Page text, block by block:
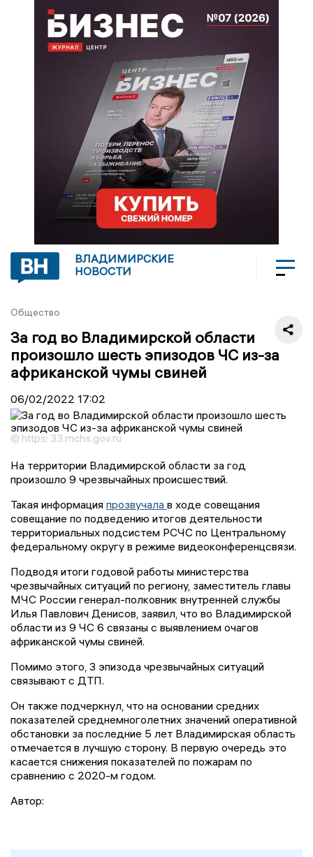
ВЛАДИМИРСКИЕ
НОВОСТИ
Общество
За год во Владимирской области
произошло шесть эпизодов ЧС из-за
африканской чумы свиней
06/02/2022 17:02
© https: 33.mchs.gov.ru
На территории Владимирской области за год
произошло 9 чрезвычайных происшествий.
Такая информация прозвучала в ходе совещания
совещание по подведению итогов деятельности
территориальных подсистем РСЧС по Центральному
федеральному округу в режиме видеоконференцсвязи.
Подводя итоги годовой работы министерства
чрезвычайных ситуаций по региону, заместитель главы
МЧС России генерал-полковник внутренней службы
Илья Павлович Денисов, заявил, что во Владимирской
области из 9 ЧС 6 связаны с выявлением очагов
африканской чумы свиней.
Помимо этого, 3 эпизода чрезвычайных ситуаций
связывают с ДТП.
Он также подчеркнул, что на основании средних
показателей среднемноголетних значений оперативной
обстановки за последние 5 лет Владимирская область
отмечается в лучшую сторону. В первую очередь это
касается снижения показателей по пожарам по
сравнению с 2020-м годом.
Автор: